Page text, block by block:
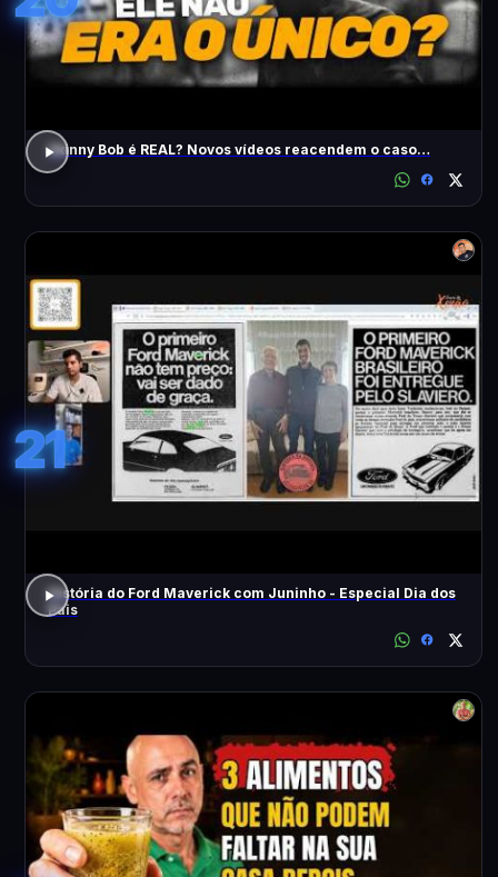
Skinny Bob é REAL? Novos vídeos reacendem o caso…
21
História do Ford Maverick com Juninho - Especial Dia dos
Pais